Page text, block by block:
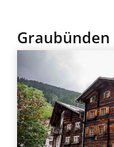
Graubünden